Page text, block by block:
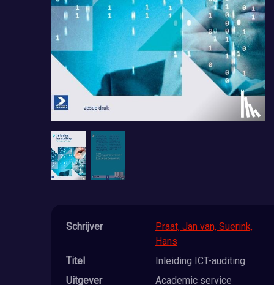
Schrijver
Praat, Jan van, Suerink,
Hans
Titel
Inleiding ICT-auditing
Uitgever
Academic service